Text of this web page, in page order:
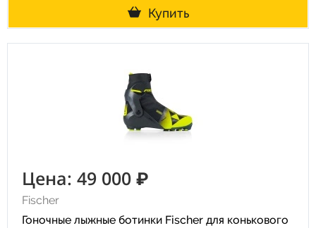
Купить
Цена: 49 000 ₽
Fischer
Гоночные лыжные ботинки Fischer для конькового